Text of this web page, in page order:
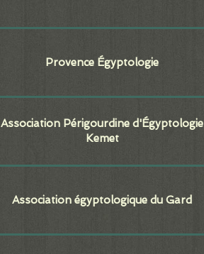
Provence Égyptologie
Association Périgourdine d'Égyptologie
Kemet
Association égyptologique du Gard